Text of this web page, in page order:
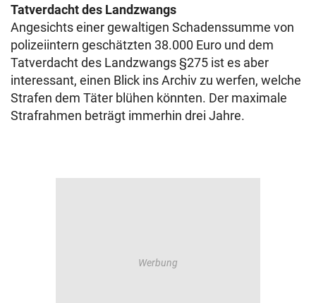
Tatverdacht des Landzwangs
Angesichts einer gewaltigen Schadenssumme von
polizeiintern geschätzten 38.000 Euro und dem
Tatverdacht des Landzwangs §275 ist es aber
interessant, einen Blick ins Archiv zu werfen, welche
Strafen dem Täter blühen könnten. Der maximale
Strafrahmen beträgt immerhin drei Jahre.